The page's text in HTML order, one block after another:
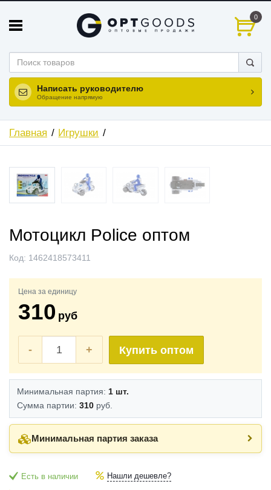
0
Написать руководителю
Обращение напрямую
Главная Игрушки
Мотоцикл Police оптом
Код: 1462418573411
Цена за единицу
310 руб
- + Купить оптом
Минимальная партия: 1 шт.
Сумма партии: 310 руб.
Минимальная партия заказа
Есть в наличии Нашли дешевле?